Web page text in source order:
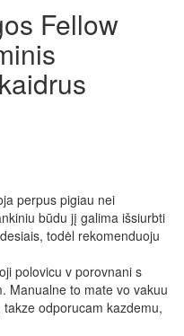
Fellow
perpus pigiau nei
būdu jį galima išsiurbti
todėl rekomenduoju
polovicu v porovnani s
Manualne to mate vo vakuu
odporucam kazdemu,